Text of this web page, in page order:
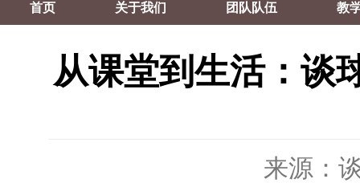
首页 关于我们 团队队伍 教
从课堂到生活：谈
来源：